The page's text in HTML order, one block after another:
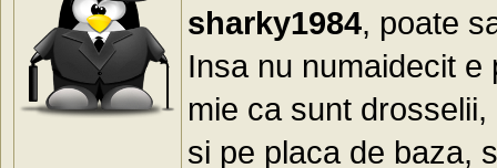
sharky1984, poate
Insa nu numaidecit
mie ca sunt
si pe placa de baza,